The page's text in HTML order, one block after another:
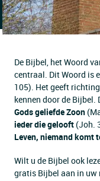
De Bijbel, het Woord
centraal. Dit Woord is
105). Het geeft
kennen door de Bijbel.
Gods geliefde Zoon
ieder die gelooft (Joh.
Leven, niemand komt
Wilt u de Bijbel ook
gratis Bijbel aan in uw